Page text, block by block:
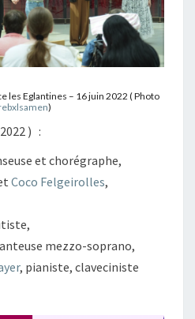
les Eglantines – 16 juin 2022 ( Photo
)
) :
et chorégraphe,
Coco Felgeirolles,
mezzo-soprano,
, pianiste, claveciniste